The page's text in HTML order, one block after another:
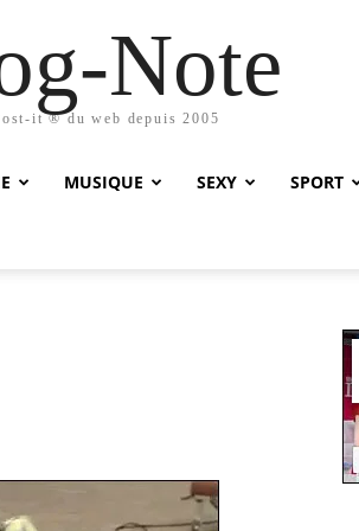
Note
it ® du web depuis 2005
MUSIQUE SEXY SPORT